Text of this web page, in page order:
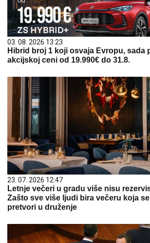
03. 08. 2026 13:23
Hibrid broj 1 koji osvaja Evropu, sada
akcijskoj ceni od 19.990€ do 31.8.
23. 07. 2026 12:47
Letnje večeri u gradu više nisu
Zašto sve više ljudi bira večeru koja
pretvori u druženje